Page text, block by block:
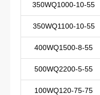
350WQ1000-10-55
350WQ1100-10-55
400WQ1500-8-55
500WQ2200-5-55
100WQ120-75-75